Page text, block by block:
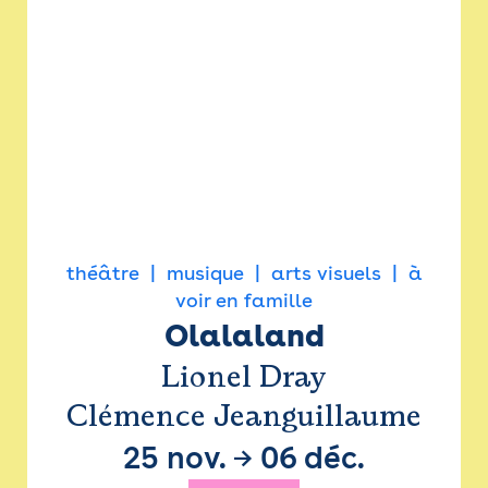
théâtre musique arts visuels
à
voir en famille
Olalaland
Lionel Dray
Clémence Jeanguillaume
25 nov. → 06 déc.